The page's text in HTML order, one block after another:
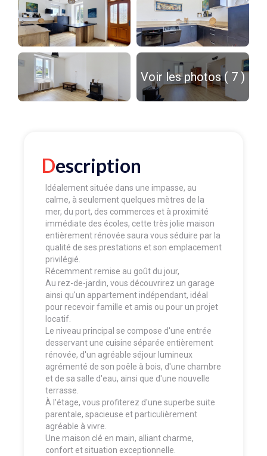
Voir les photos ( 7 )
Description
Idéalement située dans une impasse, au
calme, à seulement quelques mètres de la
mer, du port, des commerces et à proximité
immédiate des écoles, cette très jolie maison
entièrement rénovée saura vous séduire par la
qualité de ses prestations et son emplacement
privilégié.
Récemment remise au goût du jour,
Au rez-de-jardin, vous découvrirez un garage
ainsi qu'un appartement indépendant, idéal
pour recevoir famille et amis ou pour un projet
locatif.
Le niveau principal se compose d'une entrée
desservant une cuisine séparée entièrement
rénovée, d'un agréable séjour lumineux
agrémenté de son poêle à bois, d'une chambre
et de sa salle d'eau, ainsi que d'une nouvelle
terrasse.
À l'étage, vous profiterez d'une superbe suite
parentale, spacieuse et particulièrement
agréable à vivre.
Une maison clé en main, alliant charme,
confort et situation exceptionnelle.